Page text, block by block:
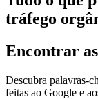
tráfego
Encontrar
Descubra palavras-
feitas ao Google e